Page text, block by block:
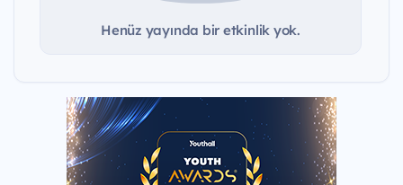
Henüz yayında bir etkinlik yok.